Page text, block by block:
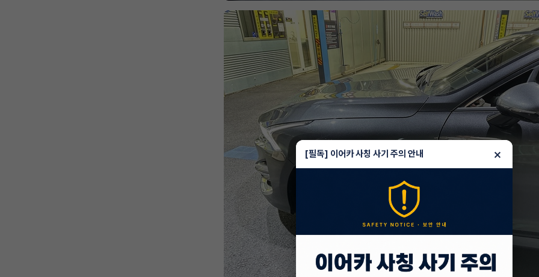
[필독] 이어카 사칭 사기 주의 안내 ×